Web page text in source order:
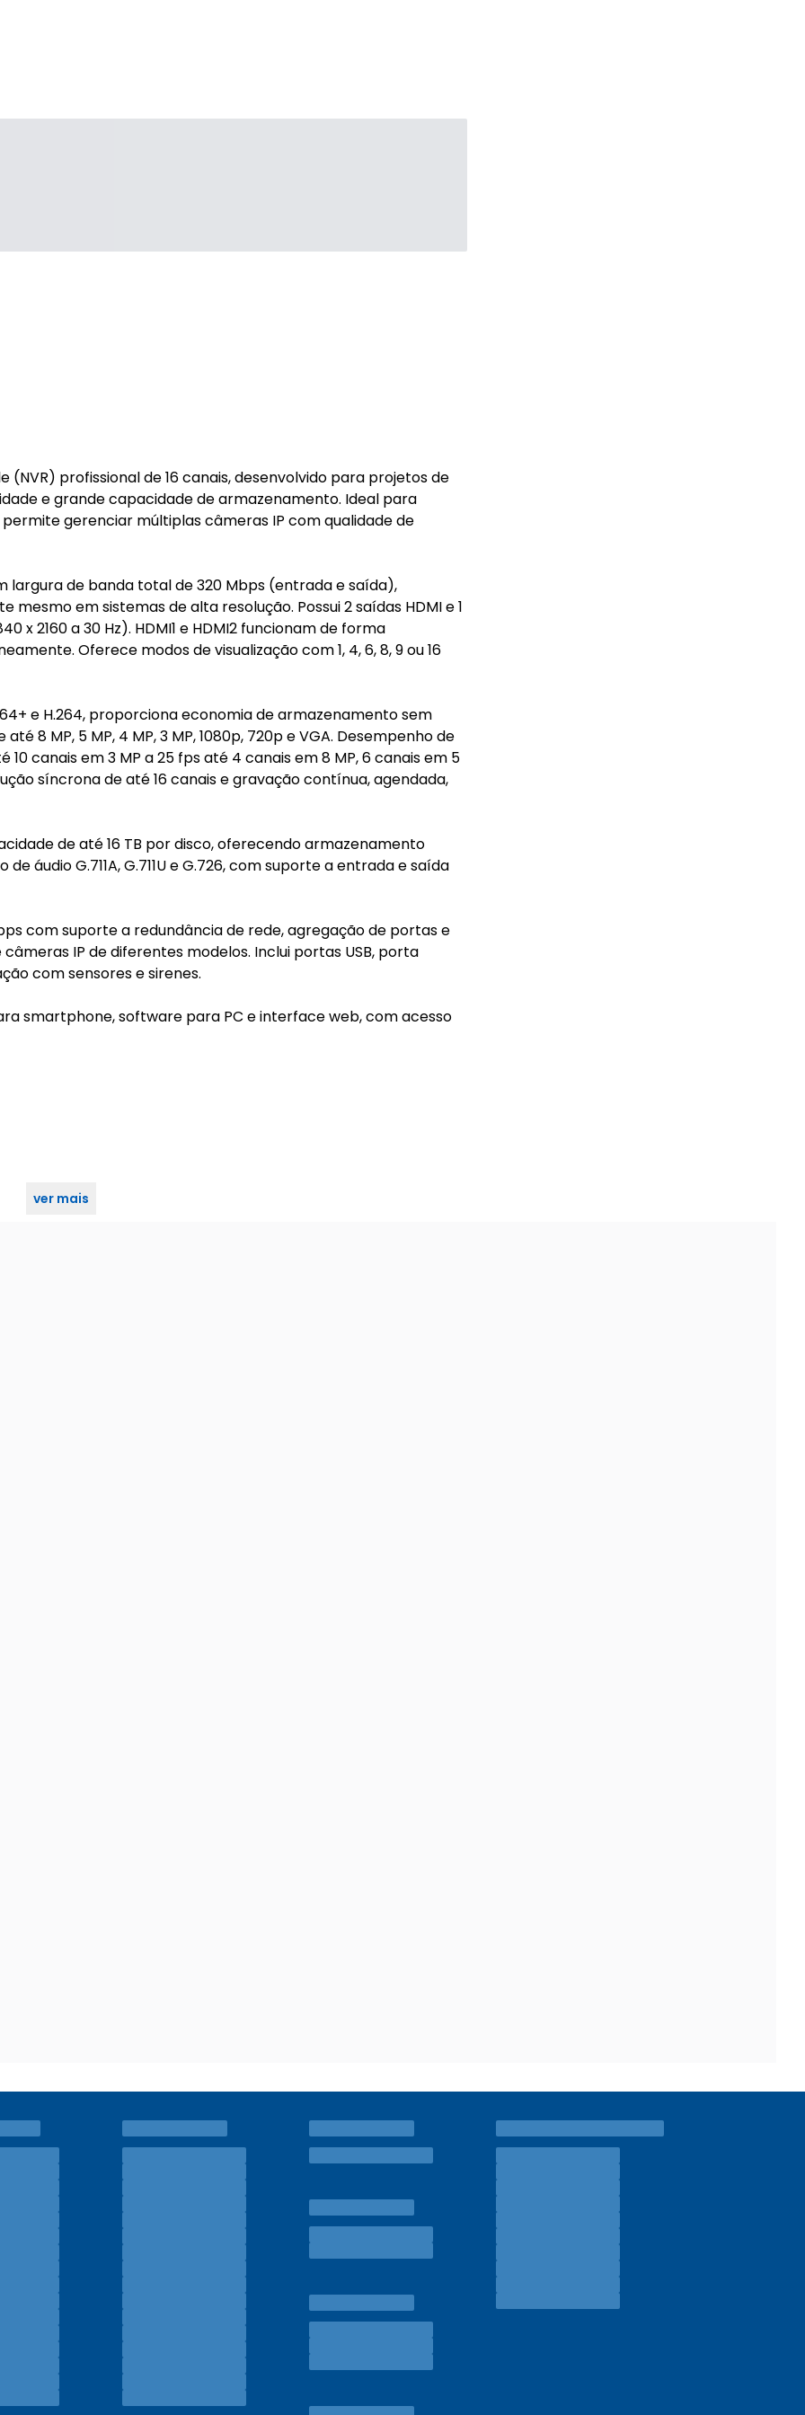
(NVR) profissional de 16 canais, desenvolvido para projetos de
e grande capacidade de armazenamento. Ideal para
gerenciar múltiplas câmeras IP com qualidade de
largura de banda total de 320 Mbps (entrada e saída),
em sistemas de alta resolução. Possui 2 saídas HDMI e 1
x 2160 a 30 Hz). HDMI1 e HDMI2 funcionam de forma
Oferece modos de visualização com 1, 4, 6, 8, 9 ou 16
e H.264, proporciona economia de armazenamento sem
8 MP, 5 MP, 4 MP, 3 MP, 1080p, 720p e VGA. Desempenho de
canais em 3 MP a 25 fps até 4 canais em 8 MP, 6 canais em 5
síncrona de até 16 canais e gravação contínua, agendada,
de até 16 TB por disco, oferecendo armazenamento
áudio G.711A, G.711U e G.726, com suporte a entrada e saída
com suporte a redundância de rede, agregação de portas e
IP de diferentes modelos. Inclui portas USB, porta
com sensores e sirenes.
smartphone, software para PC e interface web, com acesso
ver mais